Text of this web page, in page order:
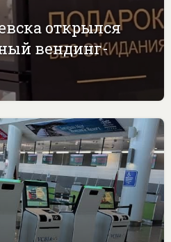
открылся
вендинг-